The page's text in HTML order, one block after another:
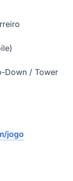
Down / Tower
jogo